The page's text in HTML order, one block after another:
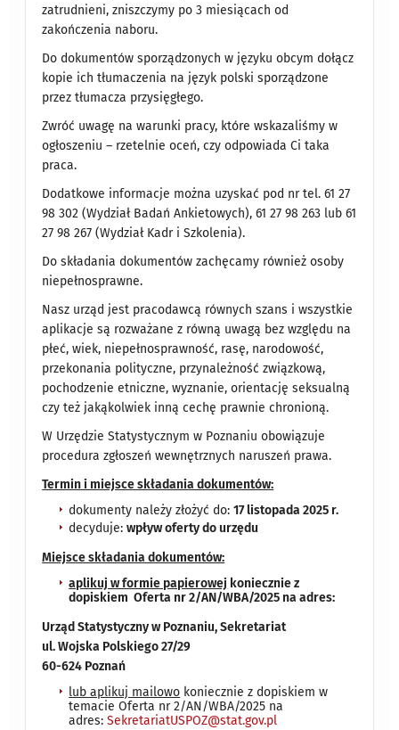
zatrudnieni, zniszczymy po 3 miesiącach od
zakończenia naboru.
Do dokumentów sporządzonych w języku obcym dołącz
kopie ich tłumaczenia na język polski sporządzone
przez tłumacza przysięgłego.
Zwróć uwagę na warunki pracy, które wskazaliśmy w
ogłoszeniu – rzetelnie oceń, czy odpowiada Ci taka
praca.
Dodatkowe informacje można uzyskać pod nr tel. 61 27
98 302 (Wydział Badań Ankietowych), 61 27 98 263 lub 61
27 98 267 (Wydział Kadr i Szkolenia).
Do składania dokumentów zachęcamy również osoby
niepełnosprawne.
Nasz urząd jest pracodawcą równych szans i wszystkie
aplikacje są rozważane z równą uwagą bez względu na
płeć, wiek, niepełnosprawność, rasę, narodowość,
przekonania polityczne, przynależność związkową,
pochodzenie etniczne, wyznanie, orientację seksualną
czy też jakąkolwiek inną cechę prawnie chronioną.
W Urzędzie Statystycznym w Poznaniu obowiązuje
procedura zgłoszeń wewnętrznych naruszeń prawa.
Termin i miejsce składania dokumentów:
dokumenty należy złożyć do:17 listopada 2025 r.
decyduje:wpływ oferty do urzędu
Miejsce składania dokumentów:
aplikuj w formie papierowej koniecznie z
dopiskiem Oferta nr 2/AN/WBA/2025 na adres:
Urząd Statystyczny w Poznaniu, Sekretariat
ul. Wojska Polskiego 27/29
60-624 Poznań
lub aplikuj mailowo koniecznie z dopiskiemw
temacieOferta nr 2/AN/WBA/2025 na
adres:SekretariatUSPOZ@stat.gov.pl